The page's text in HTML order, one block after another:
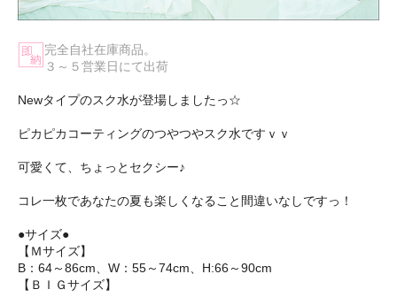
完全自社在庫商品。
３～５営業日にて出荷
Newタイプのスク水が登場しましたっ☆
ピカピカコーティングのつやつやスク水ですｖｖ
可愛くて、ちょっとセクシー♪
コレ一枚であなたの夏も楽しくなること間違いなしですっ！
●サイズ●
【Ｍサイズ】
B：64～86cm、W：55～74cm、H:66～90cm
【ＢＩＧサイズ】